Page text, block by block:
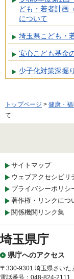
ども・若者計画
について
埼玉県こども・
安心こども基金
少子化対策深掘
トップページ > 健康・福
て
サイトマップ
ウェブアクセシビリ
プライバシーポリシ
著作権・リンクにつ
関係機関リンク集
埼玉県庁
県庁へのアクセス
〒330-9301 埼玉県さいた